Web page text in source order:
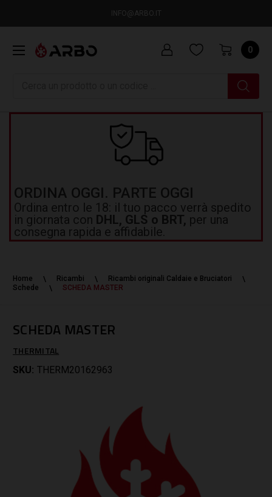
INFO@ARBO.IT
0
ORDINA OGGI. PARTE OGGI
Ordina entro le 18: il tuo pacco verrà spedito
in giornata con DHL, GLS o BRT, per una
consegna rapida e affidabile.
Home Ricambi
Ricambi originali Caldaie e Bruciatori
Schede
SCHEDA MASTER
SCHEDA MASTER
THERMITAL
SKU: THERM20162963